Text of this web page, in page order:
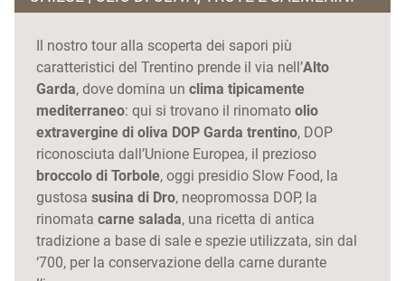
Il nostro tour alla scoperta dei sapori più
caratteristici del Trentino prende il via nell’Alto
Garda, dove domina un clima tipicamente
mediterraneo: qui si trovano il rinomato olio
extravergine di oliva DOP Garda trentino, DOP
riconosciuta dall’Unione Europea, il prezioso
broccolo di Torbole, oggi presidio Slow Food, la
gustosa susina di Dro, neopromossa DOP, la
rinomata carne salada, una ricetta di antica
tradizione a base di sale e spezie utilizzata, sin dal
‘700, per la conservazione della carne durante